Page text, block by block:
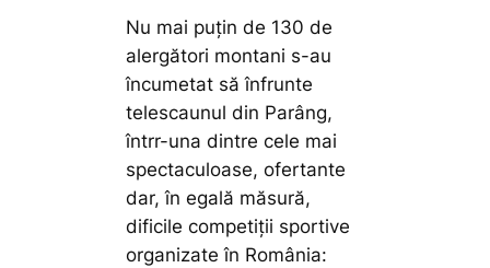
Nu mai puțin de 130 de
alergători montani s-au
încumetat să înfrunte
telescaunul din Parâng,
întrr-una dintre cele mai
spectaculoase, ofertante
dar, în egală măsură,
dificile competiții sportive
organizate în România: